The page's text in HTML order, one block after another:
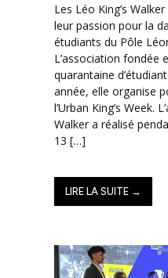
Les Léo King’s
leur passion pour la
étudiants du Pôle
L’association fondée
quarantaine
année, elle organise
l’Urban King’s Week.
Walker a réalisé
13 […]
LIRE LA SUITE →